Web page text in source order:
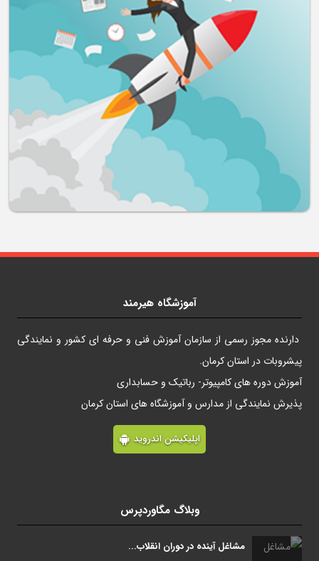
آموزشگاه هیرمند
دارنده مجوز رسمی از سازمان آموزش فنی و حرفه ای کشور و نمایندگی
پیشروبات در استان کرمان.
آموزش دوره های کامپیوتر- رباتیک و حسابداری
پذیرش نمایندگی از مدارس و آموزشگاه های استان کرمان
اپلیکیشن اندروید
وبلاگ مگاوردپرس
مشاغل آینده در دوران انقلاب...